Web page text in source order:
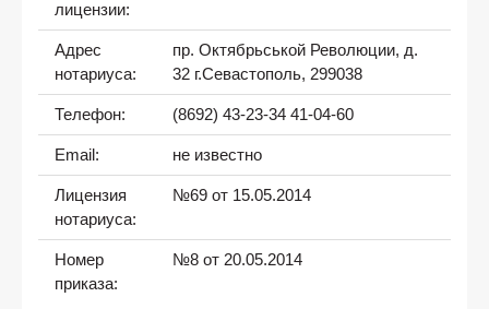
лицензии:
Адрес
нотариуса:
пр. Октябрьськой Революции, д.
32 г.Севастополь, 299038
Телефон: (8692) 43-23-34 41-04-60
Email: не известно
Лицензия
нотариуса:
№69 от 15.05.2014
Номер
приказа:
№8 от 20.05.2014